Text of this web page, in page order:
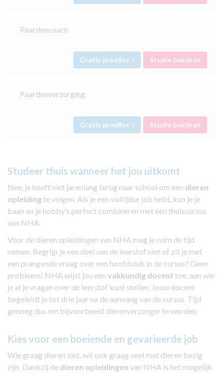
Paardencoach
Gratis proefles Studie bekijken
Paardenverzorging
Gratis proefles Studie bekijken
Studeer thuis wanneer het jou uitkomt
Nee, je hoeft niet jarenlang terug naar school om een dieren
opleidingte volgen. Als je een voltijdse job hebt, kun je je
baan en je hobby’s perfect combineren met een thuiscursus
van NHA.
Voor de dieren opleidingen van NHA mag je ruim de tijd
nemen. Begrijp je een deel van de leerstof niet of zit je met
een prangende vraag over een hoofdstuk in de cursus? Geen
probleem! NHA wijst jou een vakkundig docent toe, aan wie
je al je vragen over de leerstof kunt stellen. Jouw docent
begeleidt je tot drie jaar na de aanvang van de cursus. Tijd
genoeg dus om bijvoorbeeld dierenverzorger te worden.
Kies voor een boeiende en gevarieerde job
Wie graag dieren ziet, wil ook graag veel met dieren bezig
zijn. Dankzij de dieren opleidingen van NHA is het mogelijk